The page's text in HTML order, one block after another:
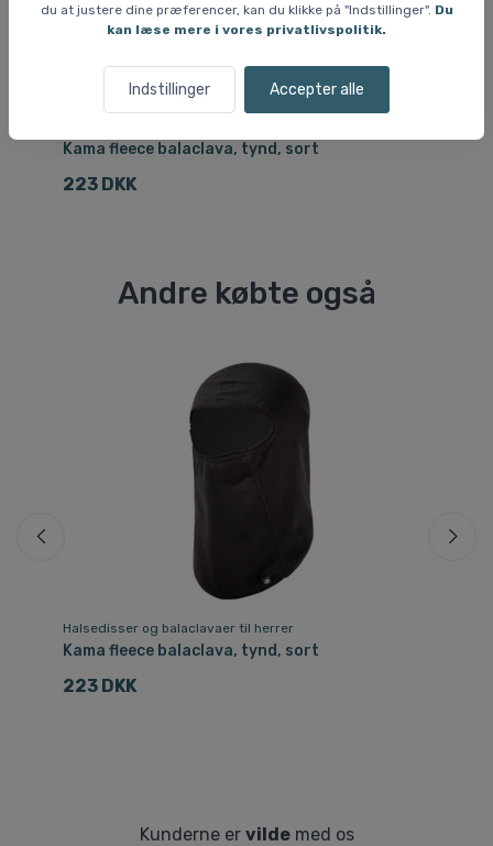
du at justere dine præferencer, kan du klikke på "Indstillinger". Du
kan læse mere i vores privatlivspolitik.
Indstillinger Accepter alle
Kama fleece balaclava, tynd, sort
223 DKK
Andre købte også
Halsedisser og balaclavaer til herrer
Kama fleece balaclava, tynd, sort
223 DKK
Kunderne er vildemed os